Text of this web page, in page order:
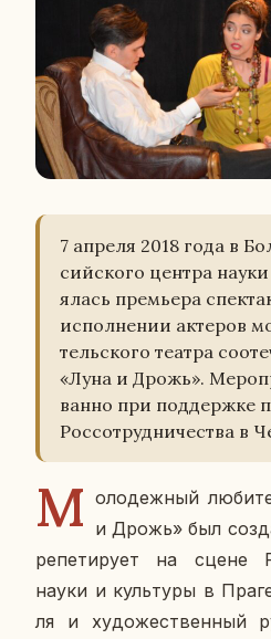
7 апреля 2018 года в
сий­ско­го центра
я­лась пре­мье­ра
ис­пол­не­нии ак­те­ров
тель­ско­го театра
«Луна и Дрожь».
ван­но при под­держ­ке
Рос­со­труд­ни­че­ства в
М о­ло­деж­ный
и Дрожь» был
ре­пе­ти­ру­ет на сцене
науки и куль­ту­ры в
ля и ху­до­же­ствен­ный